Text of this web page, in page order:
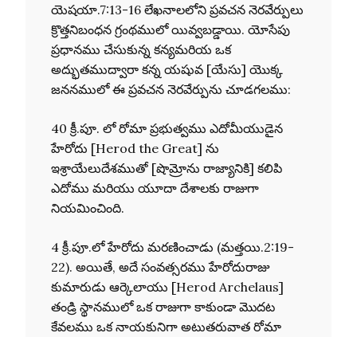
యెషయా.7:13-16 లేఖనాలలోని ప్రవచన నెరవేర్పులు
క్రొత్తనిబంధన గ్రంథములో యివ్వబడ్డాయి. యోసేపు
ప్రధానము చేసుకున్న కన్యమరియ ఒక
అద్భుతముద్వారా కన్న యషువ [యేసు] యొక్క
జననములో ఈ ప్రవచన నెరవేర్పును చూడగలము:
40 క్రీ.పూ. లో రోమా ప్రభుత్వము ఎదోమీయుడైన
హేరోదు [Herod the Great] ను
ఇశ్రాయేలుదేశముతో [షొమ్రోను రాజ్యానికి] కలిపి
ఎదోము మరియు యూదా దేశాలకు రాజుగా
నియమించింది.
4 క్రీ.పూ.లో హేరోదు మరణించాడు (మత్తయి.2:19-
22). అయితే, అదే సంవత్సరము హేరోదురాజు
కుమారుడు ఆర్కెలాయు [Herod Archelaus]
తండ్రి స్థానములో ఒక రాజుగా కాకుండా మొదట
కేవలము ఒక నాయకునిగా అటుతరువాత రోమా